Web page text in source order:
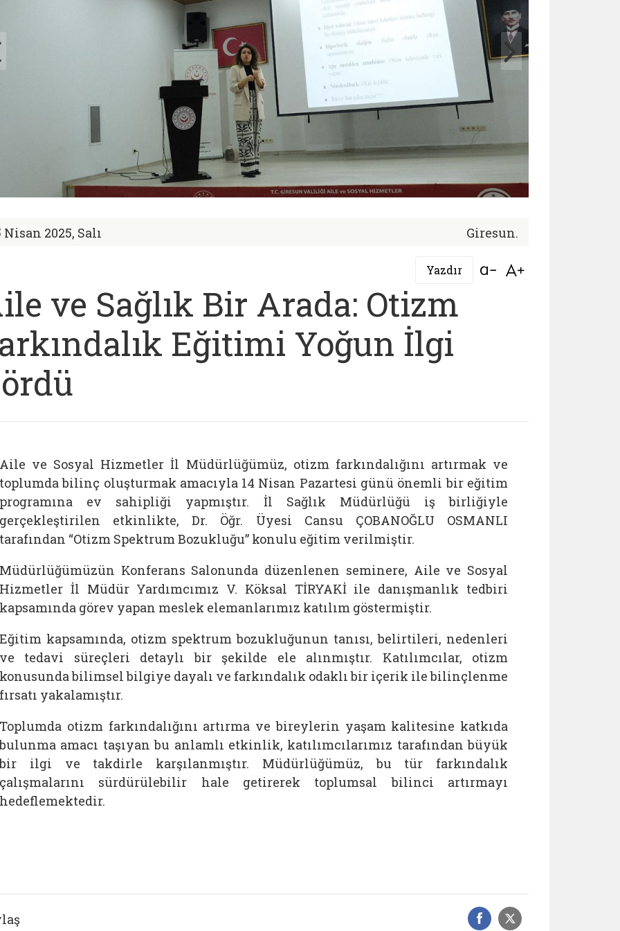
Nisan 2025, Salı Giresun.
Yazdır Bağlantıyı aç
ve Sağlık Bir Arada: Otizm
Eğitimi Yoğun İlgi
Aile ve Sosyal Hizmetler İl Müdürlüğümüz, otizm farkındalığını artırmak ve
toplumda bilinç oluşturmak amacıyla 14 Nisan Pazartesi günü önemli bir eğitim
programına ev sahipliği yapmıştır. İl Sağlık Müdürlüğü iş birliğiyle
gerçekleştirilen etkinlikte, Dr. Öğr. Üyesi Cansu ÇOBANOĞLU OSMANLI
tarafından “Otizm Spektrum Bozukluğu” konulu eğitim verilmiştir.
Müdürlüğümüzün Konferans Salonunda düzenlenen seminere, Aile ve Sosyal
Hizmetler İl Müdür Yardımcımız V. Köksal TİRYAKİ ile danışmanlık tedbiri
kapsamında görev yapan meslek elemanlarımız katılım göstermiştir.
Eğitim kapsamında, otizm spektrum bozukluğunun tanısı, belirtileri, nedenleri
ve tedavi süreçleri detaylı bir şekilde ele alınmıştır. Katılımcılar, otizm
konusunda bilimsel bilgiye dayalı ve farkındalık odaklı bir içerik ile bilinçlenme
fırsatı yakalamıştır.
Toplumda otizm farkındalığını artırma ve bireylerin yaşam kalitesine katkıda
bulunma amacı taşıyan bu anlamlı etkinlik, katılımcılarımız tarafından büyük
bir ilgi ve takdirle karşılanmıştır. Müdürlüğümüz, bu tür farkındalık
çalışmalarını sürdürülebilir hale getirerek toplumsal bilinci artırmayı
hedeflemektedir.
Facebook
Sosyal